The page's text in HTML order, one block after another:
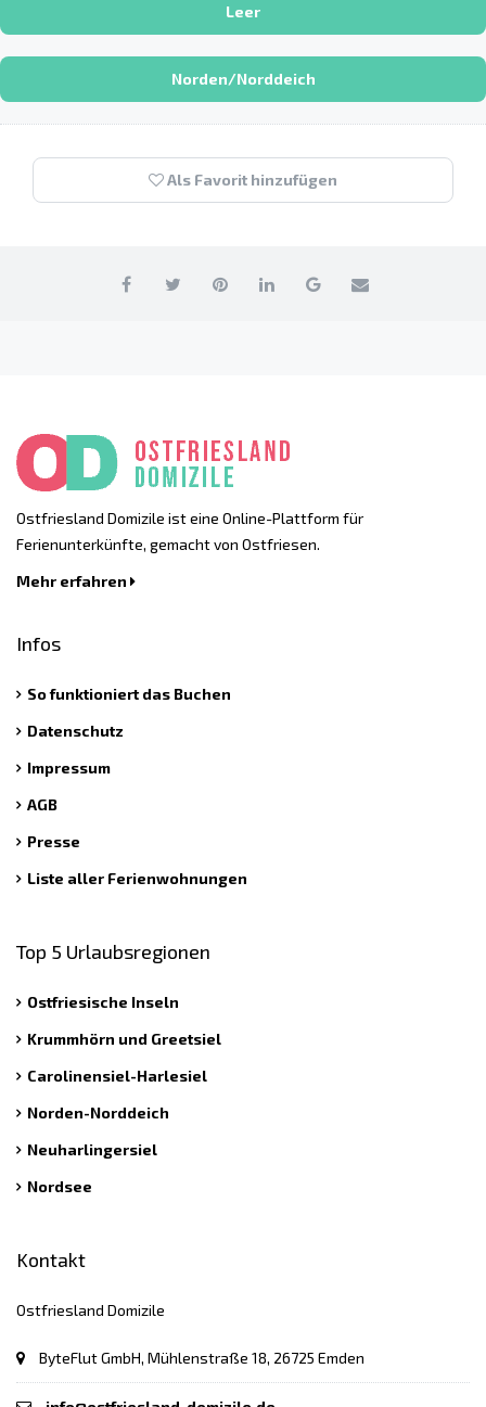
Leer
Norden/Norddeich
Als Favorit hinzufügen
Ostfriesland Domizile ist eine Online-Plattform für
Ferienunterkünfte, gemacht von Ostfriesen.
Mehr erfahren
Infos
So funktioniert das Buchen
Datenschutz
Impressum
AGB
Presse
Liste aller Ferienwohnungen
Top 5 Urlaubsregionen
Ostfriesische Inseln
Krummhörn und Greetsiel
Carolinensiel-Harlesiel
Norden-Norddeich
Neuharlingersiel
Nordsee
Kontakt
Ostfriesland Domizile
ByteFlut GmbH, Mühlenstraße 18, 26725 Emden